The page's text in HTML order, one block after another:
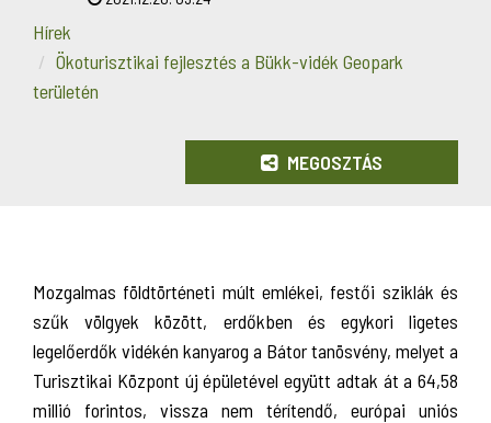
Hírek
Ökoturisztikai fejlesztés a Bükk-vidék Geopark
területén
MEGOSZTÁS
Mozgalmas földtörténeti múlt emlékei, festői sziklák és
szűk völgyek között, erdőkben és egykori ligetes
legelőerdők vidékén kanyarog a Bátor tanösvény, melyet a
Turisztikai Központ új épületével együtt adtak át a 64,58
millió forintos, vissza nem térítendő, európai uniós